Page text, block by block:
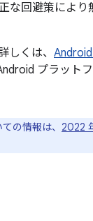
な回避策により
しくは、
プラット
の情報は、 2022